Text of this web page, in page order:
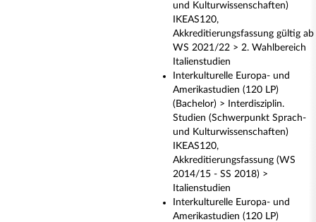
und Kulturwissenschaften)
IKEAS120,
Akkreditierungsfassung gültig ab
WS 2021/22 > 2. Wahlbereich
Italienstudien
Interkulturelle Europa- und
Amerikastudien (120 LP)
(Bachelor) > Interdisziplin.
Studien (Schwerpunkt Sprach-
und Kulturwissenschaften)
IKEAS120,
Akkreditierungsfassung (WS
2014/15 - SS 2018) >
Italienstudien
Interkulturelle Europa- und
Amerikastudien (120 LP)